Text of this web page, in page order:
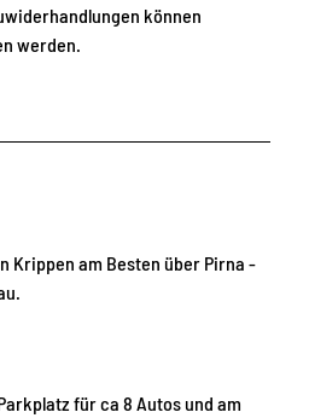
können
werden.
Krippen am Besten über Pirna -
für ca 8 Autos und am